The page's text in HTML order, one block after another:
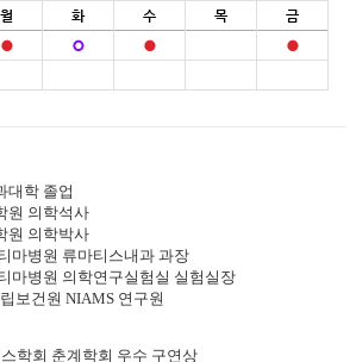
월 화 수 목
금
대학 졸업
원 의학석사
원 의학박사
마병원 류마티스내과 과장
마병원 의학연구실험실 실험실장
보건원 NIAMS 연구원
학회 춘계학회 우수 구연상